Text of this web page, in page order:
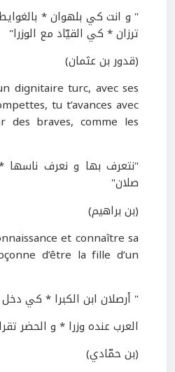
" و انت كي بلهوان *
ترزان * كي القيّاد مع الوزرا"
(قدور بن عثمان)
dignitaire turc, avec ses
tu t’avances avec
des braves, comme les
"نتعرف بها و نعرف
صلان"
(بن براهيم)
et connaître sa
d’être la fille d’un
" أرصلان ابن الكبرا * كي
العرب عنده وزرا * و الحضر
(بن حمّادي)